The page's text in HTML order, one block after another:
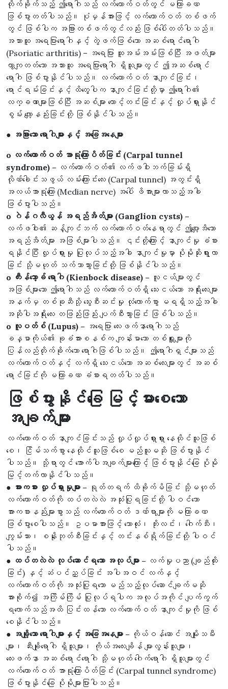
တိုက်ခိုက်သည့် ဤရောဂါသည် လက်ကောက်ဝတ်တွင် မကြာခဏ
ဖြစ်ပွားတတ်ပါသည်။ ပုံမှန်အားဖြင့် လက်ကောက်ဝတ် တစ်ဖက်
တွင် ဖြစ်ပါက အခြားတစ်ဖက်တွင်လည်း ဖြစ်ပေါ်တတ်ပါသည်။
အသားထူ အရေပြားရောဂါနှင့် တွဲဖက်ဖြစ်သော အဆစ်ရောင်ရောဂါ
(Psoriatic arthritis) – အရေပြား ထူအမ်းအမ်းဖြစ်ပြီး အဖတ်များ
ကွာကျတတ်သော အသားထူ အရေပြားရောဂါ ရှိသူများတွင် ဤအဆစ်ရောင်
ရောဂါ ဖြစ်ပွားနိုင်ပါသည်။ လက်ကောက်ဝတ် နာကျင်ခြင်း၊
ရောင်ရမ်းခြင်းနှင့် ထိတွေ့ပါက နာကျင်ခြင်းတို့မှာ ဤရောဂါ၏
လက္ခဏာများဖြစ်ပြီး အဆစ်များ တောင့်တင်းခြင်းနှင့် လှုပ်ရှားနိုင်
စွမ်း လျော့နည်းခြင်းတို့ ဖြစ်နိုင်ပါသည်။
● အခြားသော ရောဂါများနှင့် အခြေအနေများ
o လက်ကောက်ဝတ် အာရုံကြောပိတ်ခြင်း (Carpal tunnel
syndrome) – လက်ကောက်ဝတ်၏ လက်ဖဝါးဘက်ခြမ်းရှိ
လိုဏ်ခေါင်းသဖွယ် လမ်းကြောင်းလေး (Carpal tunnel) အတွင်းရှိ
အလယ်အာရုံကြော (Median nerve) အပေါ် ဖိအားများလာသည့်အခါ
ဖြစ်ပွားပါသည်။
o ဂဲန်ဂလီယွန် အရည်အိတ်များ (Ganglion cysts) –
လက်ဖဝါး၏ ဆန့်ကျင်ဘက် လက်ကောက်ဝတ်နေရာတွင် ဤပျော့အိသော
အရည်အိတ်များ အဖြစ်များပါသည်။ ၎င်းတို့ကြောင့် နာကျင်မှု ခံစား
ရနိုင်ပြီး လှုပ်ရှားမှု ပြုလုပ်သည့်အခါ နာကျင်မှုမှာ ပိုမိုဆိုးရွားလာ
ခြင်း သို့မဟုတ် သက်သာသွားခြင်းတို့ ဖြစ်နိုင်ပါသည်။
o ကီးန်ဘော့ခ် ရောဂါ (Kienbock disease) – လူငယ်များတွင်
အဖြစ်များသော ဤရောဂါသည် လက်ကောက်ဝတ်ရှိ သေးငယ်သော အရိုးလေးများ
အနက်မှ တစ်ခုဆီသို့ သွေးစီးဆင်းမှု လုံလောက်စွာ မရရှိသည့်အခါ
အဆိုပါအရိုးလေး တဖြည်းဖြည်း ပျက်စီးသွားခြင်း ဖြစ်ပါသည်။
o လူပတ်စ် (Lupus) – အရေပြား လေးဖက်နာရောဂါသည်
ခန္ဓာကိုယ်၏ ခုခံအားစနစ်က ကျန်းမာသော တစ်ရှူးများကို
ပြန်လည်တိုက်ခိုက်သော ရောဂါဖြစ်ပါသည်။ ဤရောဂါရှင်များသည်
လက်ကောက်ဝတ်နှင့် လက်ရှိ သေးငယ်သော အဆစ်လေးများတွင် အဆစ်
ရောင်ခြင်းကို မကြာခဏ ခံစားရတတ်ပါသည်။
ဖြစ်ပွားနိုင်ခြေ မြင့်မားစေသော
အချက်များ
လက်ကောက်ဝတ် နာကျင်ခြင်းသည် လှုပ်လှုပ်ရှားရှား နေထိုင်သူဖြစ်
စေ၊ ငြိမ်သက်စွာ နေထိုင်သူဖြစ်စေ မည်သူမဆို ဖြစ်ပွားနိုင်
ပါသည်။ သို့ရာတွင် အောက်ပါအချက်များကြောင့် ဖြစ်ပွားနိုင်ခြေ ပိုမို
မြင့်တက်လာနိုင်ပါသည်။
● အားကစား လှုပ်ရှားမှုများ – ရုတ်တရက် ထိခိုက်မိခြင်း သို့မဟုတ်
လက်ကောက်ဝတ်ကို ထပ်တလဲလဲ အသုံးပြုရခြင်းတို့ ပါဝင်သော
အားကစားနည်းများစွာသည် လက်ကောက်ဝတ် ဒဏ်ရာများကို မကြာခဏ
ဖြစ်ပွားစေပါသည်။ ဥပမာအားဖြင့် ဘောလုံး၊ ဘိုးလင်း၊ ဂေါက်သီး၊
ကျွမ်းဘား၊ စနိုးဘုတ်စီးခြင်းနှင့် တင်းနစ်ရိုက်ခြင်းတို့ ပါဝင်
ပါသည်။
● ထပ်တလဲလဲ လုပ်ဆောင်ရသော အလုပ်များ – လက်မှုပညာ (ချည်ထိုး
ခြင်း) နှင့် ဆံပင်ညှပ်ခြင်း အပါအဝင် လက်နှင့်
လက်ကောက်ဝတ်ကို အသုံးပြုရသော မည်သည့်လုပ်ဆောင်ချက်မဆို
အားစိုက်၍ အကြိမ်ကြိမ် ပြုလုပ်ရပါက အလုပ်အကိုင် ပျက်ကွက်
ရလောက်သည်အထိ ပြင်းထန်သော လက်ကောက်ဝတ် နာကျင်မှုကို ဖြစ်
စေနိုင်ပါသည်။
● အချို့သော ရောဂါများနှင့် အခြေအနေများ – ကိုယ်ဝန်ဆောင် အမျိုးသမီး
များ၊ ဆီးချိုရောဂါ ရှိသူများ၊ ကိုယ်အလေးချိန် များလွန်းသူများ၊
လေးဖက်နာ အဆစ်ရောင်ရောဂါ သို့မဟုတ် ဂေါက်ရောဂါ ရှိသူများတွင်
လက်ကောက်ဝတ် အာရုံကြောပိတ်ခြင်း (Carpal tunnel syndrome)
ဖြစ်ပွားနိုင်ခြေ ပိုမိုများပြားပါသည်။